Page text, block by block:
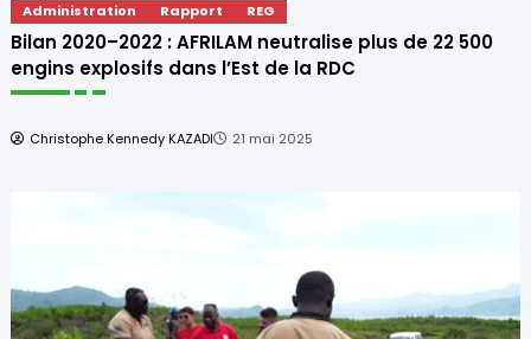
plus de 22 500
Administration
AFRILAM adopte une politique
renforcer l’inclusion et l’équité
Christophe Kennedy KAZADI